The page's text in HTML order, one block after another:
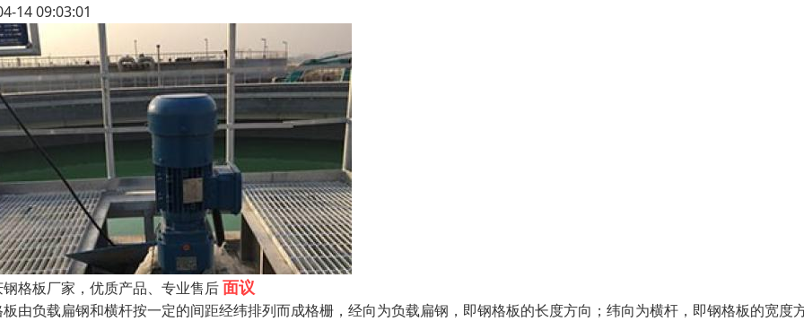
14 09:03:01
格板厂家，优质产品、专业售后面议
由负载扁钢和横杆按一定的间距经纬排列而成格栅，经向为负载扁钢，即钢格板的长度方向；纬向为横杆，即钢格板的宽度